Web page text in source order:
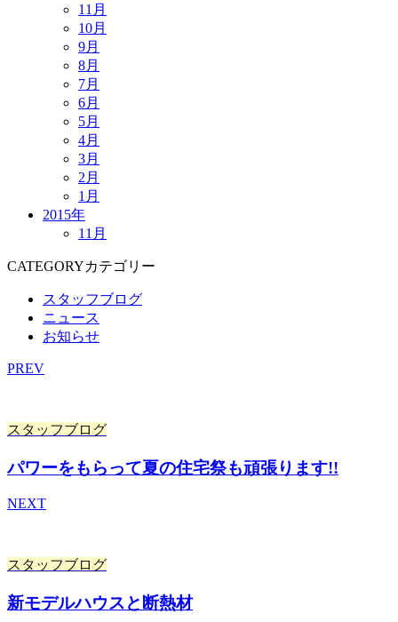
11月
10月
9月
8月
7月
6月
5月
4月
3月
2月
1月
2015年
11月
CATEGORYカテゴリー
スタッフブログ
ニュース
お知らせ
PREV
スタッフブログ
パワーをもらって夏の住宅祭も頑張ります!!
NEXT
スタッフブログ
新モデルハウスと断熱材